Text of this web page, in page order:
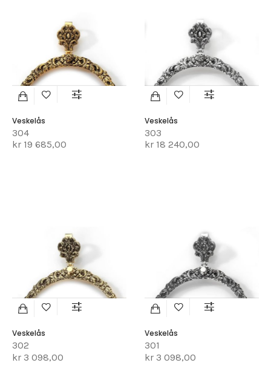
Veskelås
304
kr 19 685,00
Veskelås
303
kr 18 240,00
Veskelås
302
kr 3 098,00
Veskelås
301
kr 3 098,00